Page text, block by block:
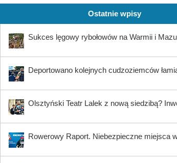
Ostatnie wpisy
Sukces lęgowy rybołowów na Warmii i
Deportowano kolejnych cudzoziemców
Olsztyński Teatr Lalek z nową siedzibą?
Rowerowy Raport. Niebezpieczne miejsca